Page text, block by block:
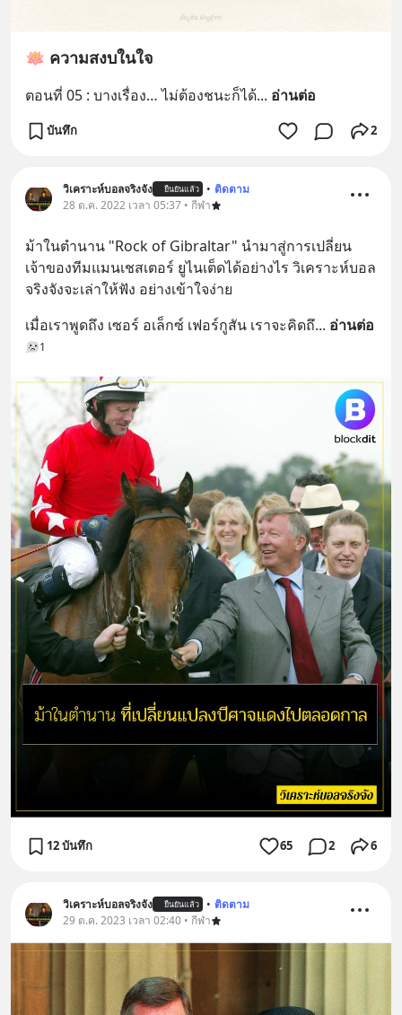
🪷 ความสงบในใจ
ตอนที่ 05 : บางเรื่อง… ไม่ต้องชนะก็ได้... อ่านต่อ
บันทึก 2
วิเคราะห์บอลจริงจัง ยืนยันแล้ว • ติดตาม
28 ต.ค. 2022 เวลา 05:37 • กีฬา
ม้าในตำนาน "Rock of Gibraltar" นำมาสู่การเปลี่ยน
เจ้าของทีมแมนเชสเตอร์ ยูไนเต็ดได้อย่างไร วิเคราะห์บอล
จริงจังจะเล่าให้ฟัง อย่างเข้าใจง่าย
เมื่อเราพูดถึง เซอร์ อเล็กซ์ เฟอร์กูสัน เราจะคิดถึ... อ่านต่อ
1
12 บันทึก 65 2 6
วิเคราะห์บอลจริงจัง ยืนยันแล้ว • ติดตาม
29 ต.ค. 2023 เวลา 02:40 • กีฬา